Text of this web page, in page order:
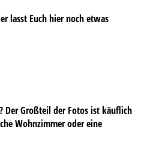
lasst Euch hier noch etwas
Der Großteil der Fotos ist käuflich
Wohnzimmer oder eine